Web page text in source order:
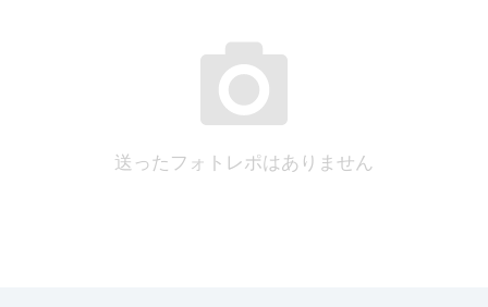
送ったフォトレポはありません